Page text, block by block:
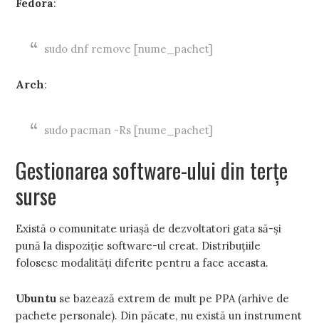
Fedora:
sudo dnf remove [nume_pachet]
Arch:
sudo pacman -Rs [nume_pachet]
Gestionarea software-ului din terțe
surse
Există o comunitate uriașă de dezvoltatori gata să-și
pună la dispoziție software-ul creat. Distribuțiile
folosesc modalități diferite pentru a face aceasta.
Ubuntu se bazează extrem de mult pe PPA (arhive de
pachete personale). Din păcate, nu există un instrument